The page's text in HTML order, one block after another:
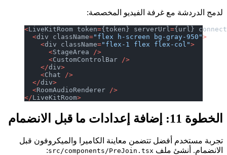
لدمج الدردشة مع غرفة الفيديو المخصصة:
<LiveKitRoom token= {token} serverUrl= {url}
  <
div className= "flex h-screen bg-gray-950"
    <
div className= "flex-1 flex flex-col"
      <
StageArea />
      <
CustomControlBar />
    </
div
    <
Chat />
  </
div
  <
RoomAudioRenderer />
</LiveKitRoom
الخطوة 11: إضافة إعدادات ما قبل الانضمام
تجربة مستخدم أفضل تتضمن معاينة الكاميرا والميكروفون قبل
الانضمام. أنشئ ملف src/components/PreJoin.tsx
: